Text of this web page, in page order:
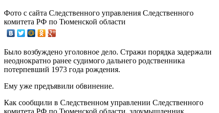
Фото с сайта Следственного управления Следственного
комитета РФ по Тюменской области
Было возбуждено уголовное дело. Стражи порядка задержали
неоднократно ранее судимого дальнего родственника
потерпевший 1973 года рождения.
Ему уже предъявили обвинение.
Как сообщили в Следственном управлении Следственного
комитета РФ по Тюменской области, злоумышленник